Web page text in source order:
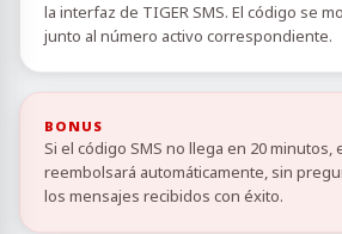
la interfaz de TIGER SMS. El código se
junto al número activo correspondiente.
BONUS
Si el código SMS no llega en 20 minutos,
reembolsará automáticamente, sin
los mensajes recibidos con éxito.